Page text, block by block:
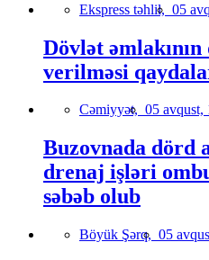
Ekspress təhlil, 05
Dövlət
verilməsi
Cəmiyyət, 05 avqust,
Buzovnada dörd
drenaj işləri
səbəb olub
Böyük Şərq, 05